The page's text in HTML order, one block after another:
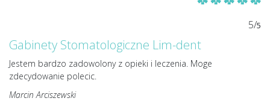
5/5
Gabinety Stomatologiczne Lim-dent
Jestem bardzo zadowolony z opieki i leczenia. Moge
zdecydowanie polecic.
Marcin Arciszewski